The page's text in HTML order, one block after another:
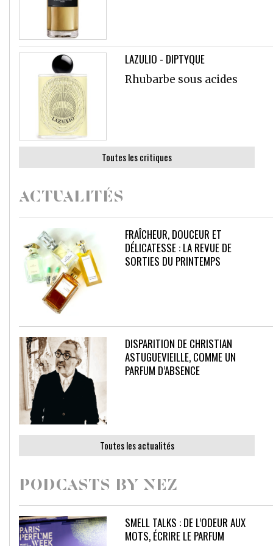
LAZULIO - DIPTYQUE
Rhubarbe sous acides
Toutes les critiques
ACTUALITÉS
FRAÎCHEUR, DOUCEUR ET
DÉLICATESSE : LA REVUE DE
SORTIES DU PRINTEMPS
DISPARITION DE CHRISTIAN
ASTUGUEVIEILLE, COMME UN
PARFUM D’ABSENCE
Toutes les actualités
PODCASTS BY NEZ
SMELL TALKS : DE L’ODEUR AUX
MOTS, ÉCRIRE LE PARFUM